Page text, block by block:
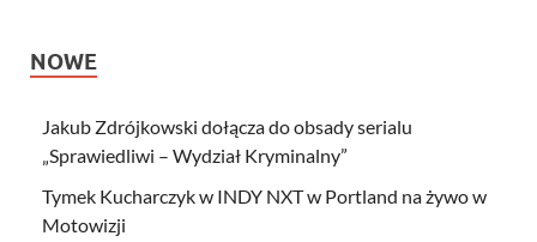
NOWE
Jakub Zdrójkowski dołącza do obsady serialu
„Sprawiedliwi – Wydział Kryminalny”
Tymek Kucharczyk w INDY NXT w Portland na żywo w
Motowizji